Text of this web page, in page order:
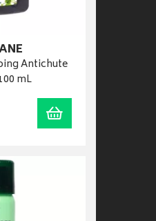
Antichute
mL
Ajouter au panier